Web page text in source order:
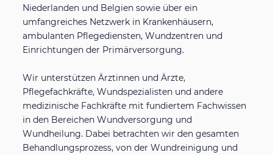
Niederlanden und Belgien sowie über ein
umfangreiches Netzwerk in Krankenhäusern,
ambulanten Pflegediensten, Wundzentren und
Einrichtungen der Primärversorgung.
Wir unterstützen Ärztinnen und Ärzte,
Pflegefachkräfte, Wundspezialisten und andere
medizinische Fachkräfte mit fundiertem Fachwissen
in den Bereichen Wundversorgung und
Wundheilung. Dabei betrachten wir den gesamten
Behandlungsprozess, von der Wundreinigung und